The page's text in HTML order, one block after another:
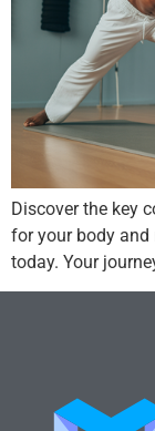
Discover the key
for your body
today. Your